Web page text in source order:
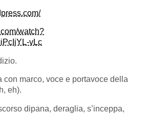
watch?
vLc
con marco, voce e portavoce della
eh).
dipana, deraglia, s’inceppa,